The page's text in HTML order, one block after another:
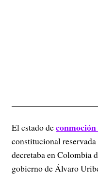
El estado de
constitucional reservada
decretaba en Colombia
gobierno de Álvaro